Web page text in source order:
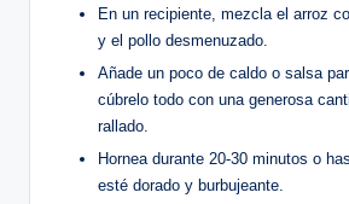
En un recipiente, mezcla el arroz
y el pollo desmenuzado.
Añade un poco de caldo o salsa
cúbrelo todo con una generosa
rallado.
Hornea durante 20-30 minutos o
esté dorado y burbujeante.